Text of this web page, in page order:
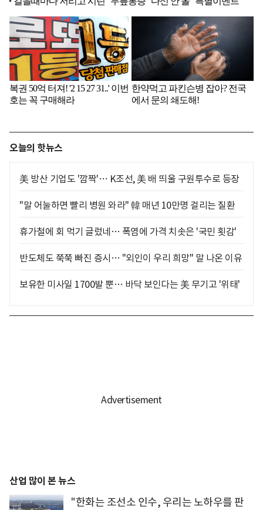
오늘의 핫뉴스
美 방산 기업도 '깜짝'… K조선, 美 배 띄울 구원투수로 등장
"말 어눌하면 빨리 병원 와라" 韓 매년 10만명 걸리는 질환
휴가철에 회 먹기 글렀네… 폭염에 가격 치솟은 '국민 횟감'
반도체도 쭉쭉 빠진 증시… "외인이 우리 희망" 말 나온 이유
보유한 미사일 1700발 뿐… 바닥 보인다는 美 무기고 '위태'
산업 많이 본 뉴스
"한화는 조선소 인수, 우리는 노하우를 판